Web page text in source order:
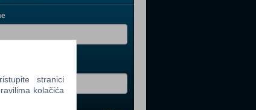
stranici
kolačića